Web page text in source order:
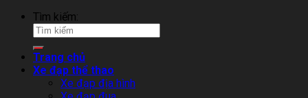
Tìm kiếm:
Trang chủ
Xe đạp thể thao
Xe đạp địa hình